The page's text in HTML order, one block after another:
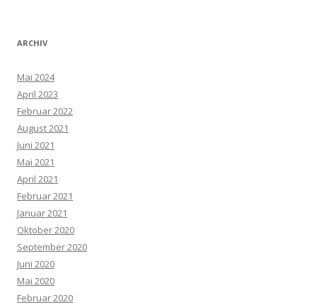
ARCHIV
Mai 2024
April 2023
Februar 2022
August 2021
Juni 2021
Mai 2021
April 2021
Februar 2021
Januar 2021
Oktober 2020
September 2020
Juni 2020
Mai 2020
Februar 2020